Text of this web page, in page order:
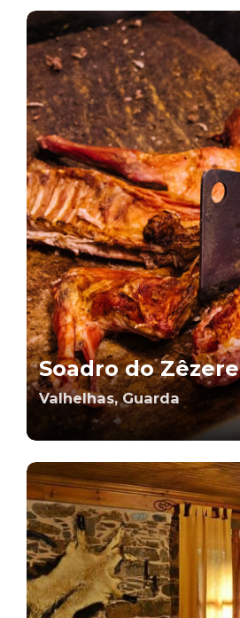
Soadro do Zêzere
Valhelhas, Guarda